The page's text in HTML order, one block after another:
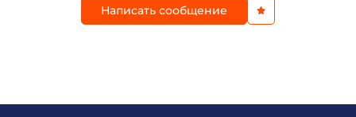
Написать сообщение